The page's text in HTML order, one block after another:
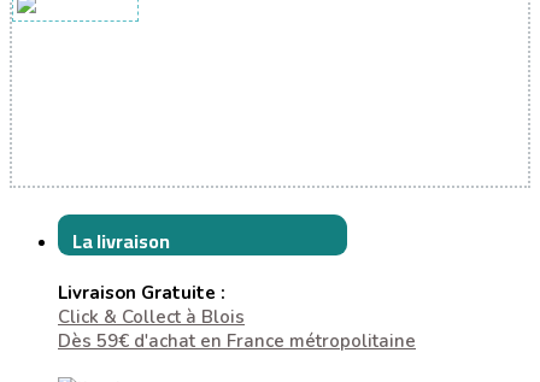
La livraison
Livraison Gratuite :
Click & Collect à Blois
Dès 59€ d'achat en France métropolitaine